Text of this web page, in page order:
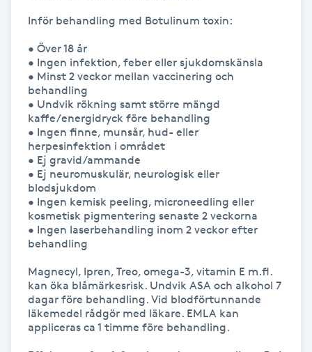
Keratinbehandling
Kinesiologi
Kinesisk medicin
Kiropraktik
Klangmassage
Klippning
Klippning & Slingor
Klippning ungdom
Koppningsmassage
Inför behandling med Botulinum toxin:
• Över 18 år
• Ingen infektion, feber eller sjukdomskänsla
• Minst 2 veckor mellan vaccinering och
behandling
• Undvik rökning samt större mängd
kaffe/energidryck före behandling
• Ingen finne, munsår, hud- eller
herpesinfektion i området
• Ej gravid/ammande
• Ej neuromuskulär, neurologisk eller
blodsjukdom
• Ingen kemisk peeling, microneedling eller
kosmetisk pigmentering senaste 2 veckorna
• Ingen laserbehandling inom 2 veckor efter
behandling
Magnecyl, Ipren, Treo, omega-3, vitamin E m.fl.
kan öka blåmärkesrisk. Undvik ASA och alkohol 7
dagar före behandling. Vid blodförtunnande
läkemedel rådgör med läkare. EMLA kan
appliceras ca 1 timme före behandling.